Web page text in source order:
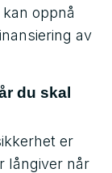
oppnå
av
du skal
er
långiver når